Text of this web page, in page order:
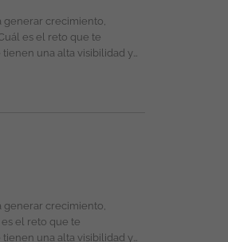
ofreciendo un entorno